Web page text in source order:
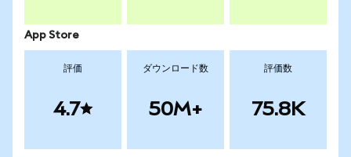
App Store
評価
4.7
ダウンロード数
50M+
評価数
75.8K